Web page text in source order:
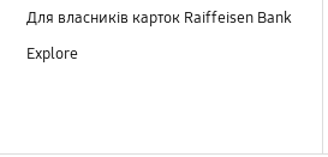
Для власників карток Raiffeisen Bank
Explore